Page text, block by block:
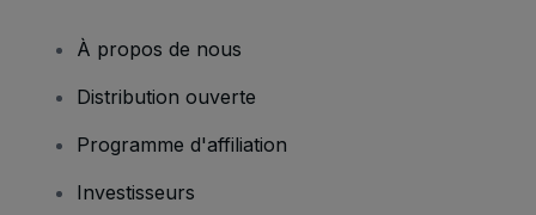
À propos de nous
Distribution ouverte
Programme d'affiliation
Investisseurs